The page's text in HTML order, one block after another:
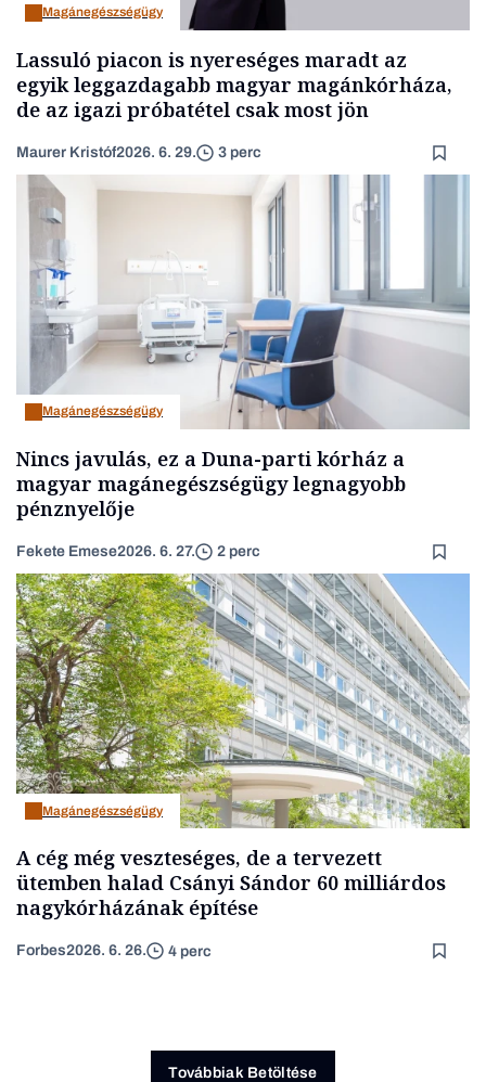
Magánegészségügy
Lassuló piacon is nyereséges maradt az
egyik leggazdagabb magyar magánkórháza,
de az igazi próbatétel csak most jön
Maurer Kristóf2026. 6. 29. 3 perc
Magánegészségügy
Nincs javulás, ez a Duna-parti kórház a
magyar magánegészségügy legnagyobb
pénznyelője
Fekete Emese2026. 6. 27. 2 perc
Magánegészségügy
A cég még veszteséges, de a tervezett
ütemben halad Csányi Sándor 60 milliárdos
nagykórházának építése
Forbes2026. 6. 26. 4 perc
Továbbiak Betöltése